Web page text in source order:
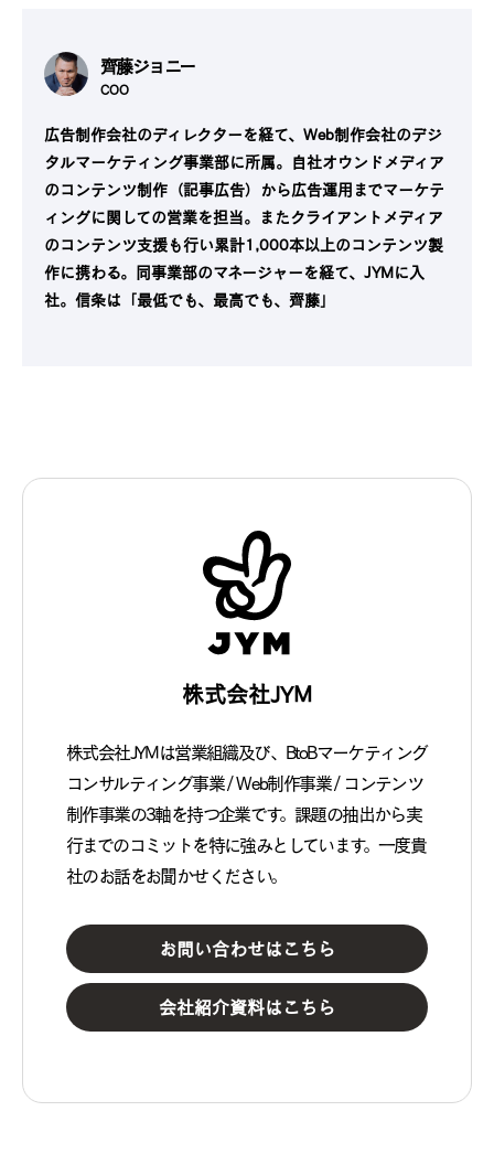
齊藤ジョニー
COO
広告制作会社のディレクターを経て、Web制作会社のデジ
タルマーケティング事業部に所属。自社オウンドメディア
のコンテンツ制作（記事広告）から広告運用までマーケテ
ィングに関しての営業を担当。またクライアントメディア
のコンテンツ支援も行い累計1,000本以上のコンテンツ製
作に携わる。同事業部のマネージャーを経て、JYMに入
社。信条は「最低でも、最高でも、齊藤」
株式会社JYM
株式会社JYMは営業組織及び、BtoBマーケティング
コンサルティング事業 / Web制作事業 / コンテンツ
制作事業の3軸を持つ企業です。課題の抽出から実
行までのコミットを特に強みとしています。一度貴
社のお話をお聞かせください。
お問い合わせはこちら
会社紹介資料はこちら